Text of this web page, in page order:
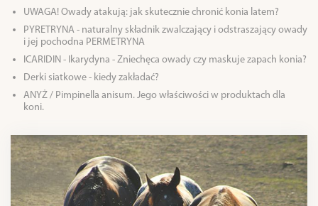
UWAGA! Owady atakują: jak skutecznie chronić konia latem?
PYRETRYNA - naturalny składnik zwalczający i odstraszający owady
i jej pochodna PERMETRYNA
ICARIDIN - Ikarydyna - Zniechęca owady czy maskuje zapach konia?
Derki siatkowe - kiedy zakładać?
ANYŻ / Pimpinella anisum. Jego właściwości w produktach dla
koni.